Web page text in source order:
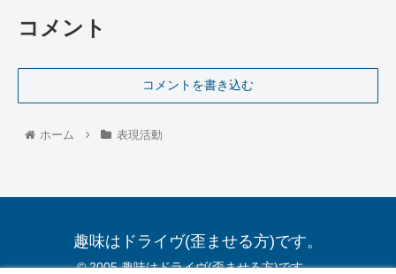
コメント
コメントを書き込む
ホーム 表現活動
趣味はドライヴ(歪ませる方)です。
© 2005 趣味はドライヴ(歪ませる方)です。.